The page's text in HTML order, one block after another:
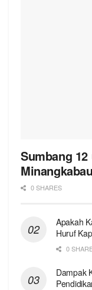
Sumbang
Minangkabau
0 SHARES
Apakah
Huruf
0
Dampak